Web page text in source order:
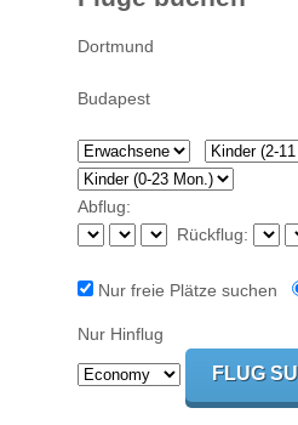
Abflug:
Rückflug:
Nur freie Plätze suchen
Nur Hinflug